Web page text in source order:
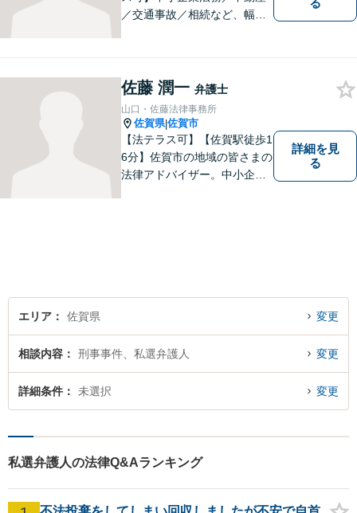
／交通事故／相続など、幅広
す。まずはお気軽にご相談く
ださい。【初回面談無料】
る
佐藤 潤一 弁護士
山口・佐藤法律事務所
佐賀県|佐賀市
【法テラス可】【佐賀駅徒歩1
6分】佐賀市の地域の皆さまの
法律アドバイザー。中小企業
詳細を見
る
エリア 佐賀県 変更
相談内容 刑事事件、私選弁護人 変更
詳細条件 未選択 変更
私選弁護人の法律Q&Aランキング